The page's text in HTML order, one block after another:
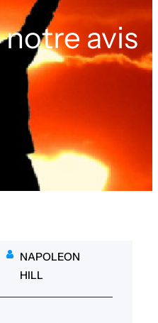
avis
NAPOLEON
HILL